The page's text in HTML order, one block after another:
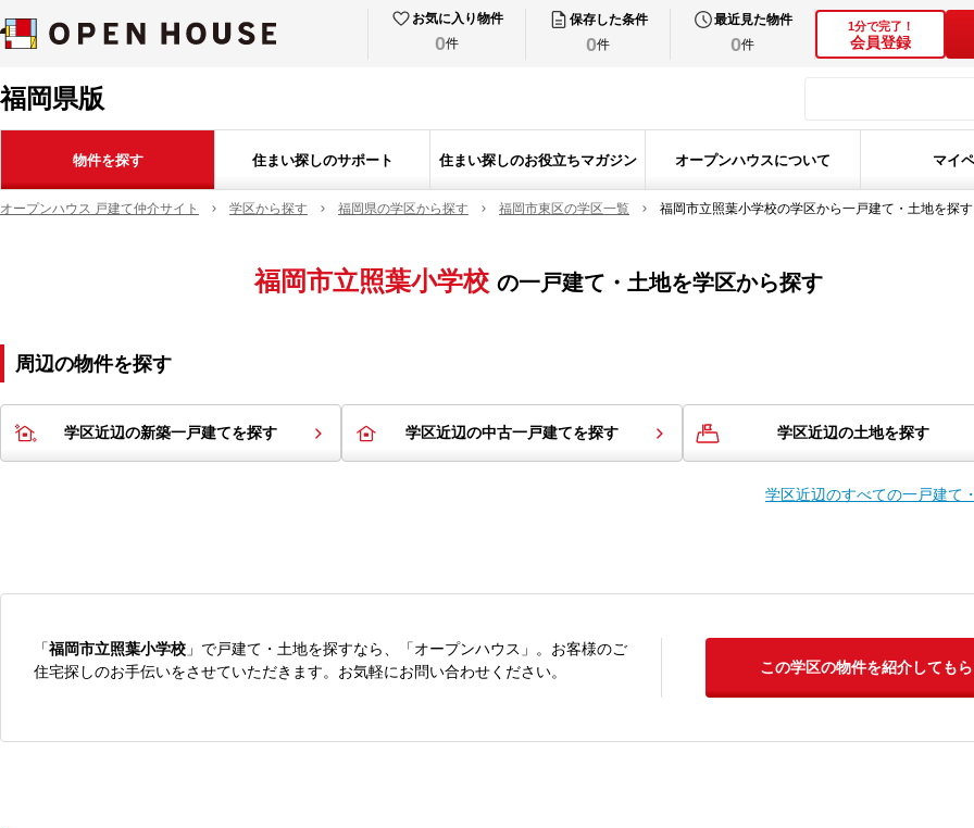
お気に入り物件
0件
保存した条件
0件
最近見た物件
0件
1分で完了！
会員登録
福岡県版
物件を探す 住まい探しのサポート 住まい探しのお役立ちマガジン オープンハウスについて マイ
オープンハウス 戸建て仲介サイト 学区から探す 福岡県の学区から探す 福岡市東区の学区一覧 福岡市立照葉小学校の学区から一戸建て・土地を探す
福岡市立照葉小学校 の一戸建て・土地を学区から探す
周辺の物件を探す
学区近辺の新築一戸建てを探す 学区近辺の中古一戸建てを探す 学区近辺の土地を探す
学区近辺のすべての一戸建て
「福岡市立照葉小学校 」で戸建て・土地を探すなら、「オープンハウス」。お客様のご
住宅探しのお手伝いをさせていただきます。お気軽にお問い合わせください。
この学区の物件を紹介してもら